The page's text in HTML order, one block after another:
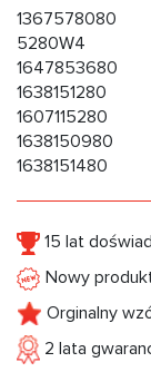
1367578080
5280W4
1647853680
1638151280
1607115280
1638150980
1638151480
15 lat
Nowy
Orginalny
2 lata